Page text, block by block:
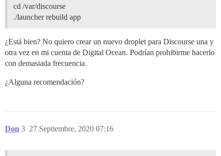
cd /var/discourse
./launcher rebuild app
¿Está bien? No quiero crear un nuevo droplet para Discourse una y
otra vez en mi cuenta de Digital Ocean. Podrían prohibirme hacerlo
con demasiada frecuencia.
¿Alguna recomendación?
Don 27 Septiembre, 2020 07:16
3